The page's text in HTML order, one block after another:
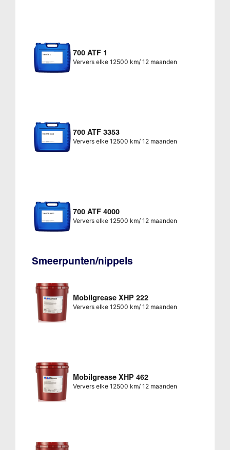
700 ATF 1
Ververs elke 12500 km/ 12 maanden
700 ATF 3353
Ververs elke 12500 km/ 12 maanden
700 ATF 4000
Ververs elke 12500 km/ 12 maanden
Smeerpunten/nippels
Mobilgrease XHP 222
Ververs elke 12500 km/ 12 maanden
Mobilgrease XHP 462
Ververs elke 12500 km/ 12 maanden